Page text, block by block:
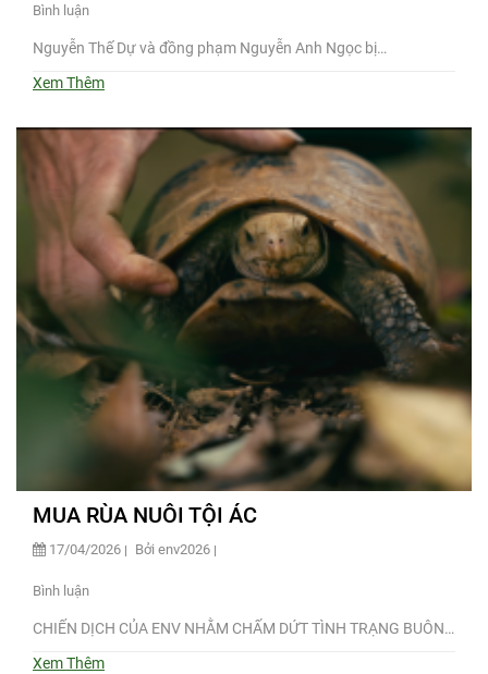
Bình luận
Nguyễn Thế Dự và đồng phạm Nguyễn Anh Ngọc bị…
Xem Thêm
MUA RÙA NUÔI TỘI ÁC
17/04/2026 Bởi env2026
Bình luận
CHIẾN DỊCH CỦA ENV NHẰM CHẤM DỨT TÌNH TRẠNG BUÔN…
Xem Thêm